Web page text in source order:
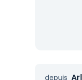
depuis